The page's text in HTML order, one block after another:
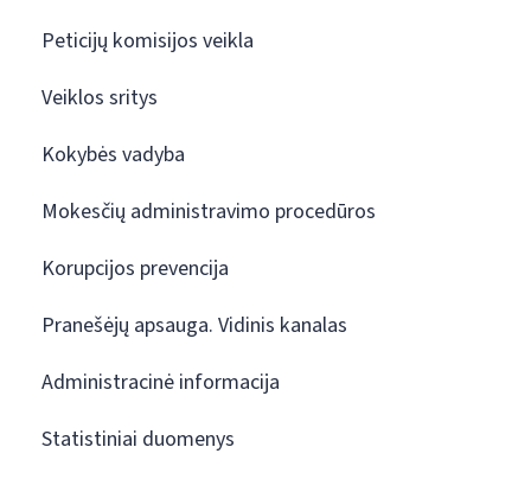
Peticijų komisijos veikla
Veiklos sritys
Kokybės vadyba
Mokesčių administravimo procedūros
Korupcijos prevencija
Pranešėjų apsauga. Vidinis kanalas
Administracinė informacija
Statistiniai duomenys